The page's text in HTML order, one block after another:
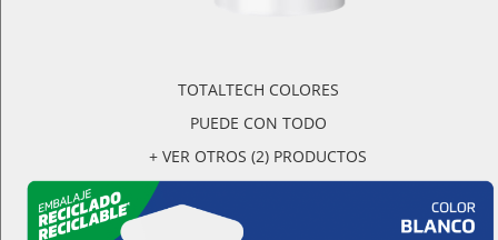
TOTALTECH COLORES
PUEDE CON TODO
+ VER OTROS (2) PRODUCTOS